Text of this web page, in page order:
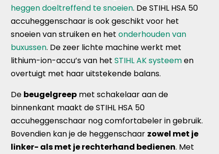
heggen doeltreffend te snoeien. De STIHL HSA 50
accuheggenschaar is ook geschikt voor het
snoeien van struiken en hetonderhouden van
buxussen. De zeer lichte machine werkt met
lithium-ion-accu’s van hetSTIHL AK systeemen
overtuigt met haar uitstekende balans.
De beugelgreep met schakelaar aan de
binnenkant maakt de STIHL HSA 50
accuheggenschaar nog comfortabeler in gebruik.
Bovendien kan je de heggenschaar zowel met je
linker- als met je rechterhand bedienen. Met